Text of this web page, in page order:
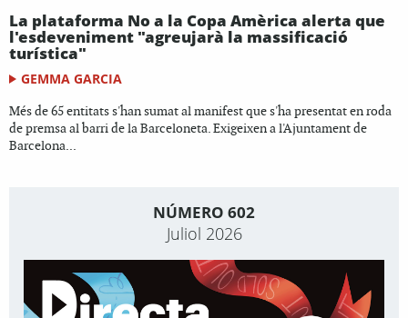
La plataforma No a la Copa Amèrica alerta que
l'esdeveniment "agreujarà la massificació
turística"
GEMMA GARCIA
Més de 65 entitats s'han sumat al manifest que s'ha presentat en roda
de premsa al barri de la Barceloneta. Exigeixen a l'Ajuntament de
Barcelona...
NÚMERO 602
Juliol 2026